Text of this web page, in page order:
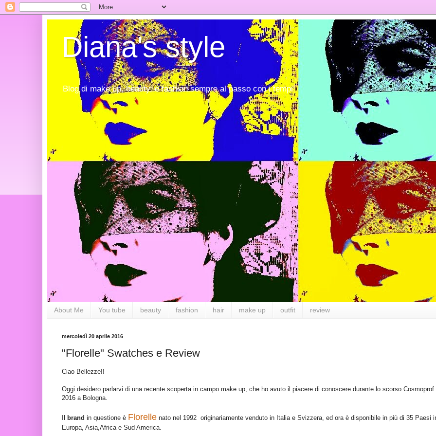
Diana's style
Blog di make up, beauty, e fashion sempre al passo con i tempi!
About Me You tube beauty fashion hair make up outfit review
mercoledì 20 aprile 2016
"Florelle" Swatches e Review
Ciao Bellezze!!
Oggi desidero parlarvi di una recente scoperta in campo make up, che ho avuto il piacere di conoscere durante lo scorso Cosmoprof
2016 a Bologna.
brand in questione è Florelle nato nel 1992 originariamente venduto in Italia e Svizzera, ed ora è disponibile in più di 35 Paesi
Europa, Asia,Africa e Sud America.